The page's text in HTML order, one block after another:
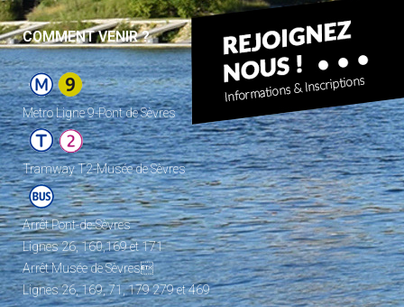
COMMENT VENIR ?
Metro Ligne 9-Pont de Sèvres
Tramway T2-Musée de Sèvres
Arrêt Pont-de-Sèvres
Lignes 26, 160,169 et 171
Arrêt Musée de Sèvres
Lignes 26, 169, 71, 179 279 et 469